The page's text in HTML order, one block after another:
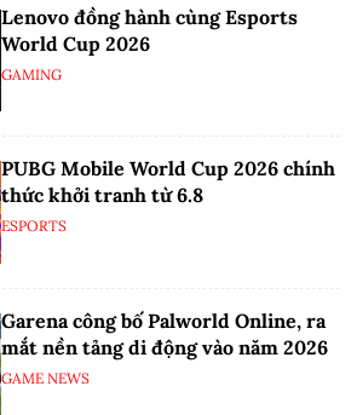
Lenovo đồng hành cùng Esports
World Cup 2026
GAMING
PUBG Mobile World Cup 2026 chính
thức khởi tranh từ 6.8
ESPORTS
Garena công bố Palworld Online, ra
mắt nền tảng di động vào năm 2026
GAME NEWS